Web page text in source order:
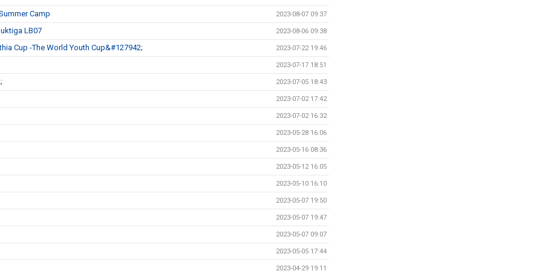
Camp 2023-08-07 09:37
LB07 2023-08-06 09:38
Cup -The World Youth Cup&#127942; 2023-07-22 19:46
2023-07-17 18:51
2023-07-05 18:43
2023-07-02 17:42
2023-07-02 16:32
2023-05-28 16:06
2023-05-16 08:36
2023-05-12 16:05
2023-05-10 16:10
2023-05-07 19:50
2023-05-07 19:47
2023-05-07 09:07
2023-05-05 17:44
2023-04-29 19:11